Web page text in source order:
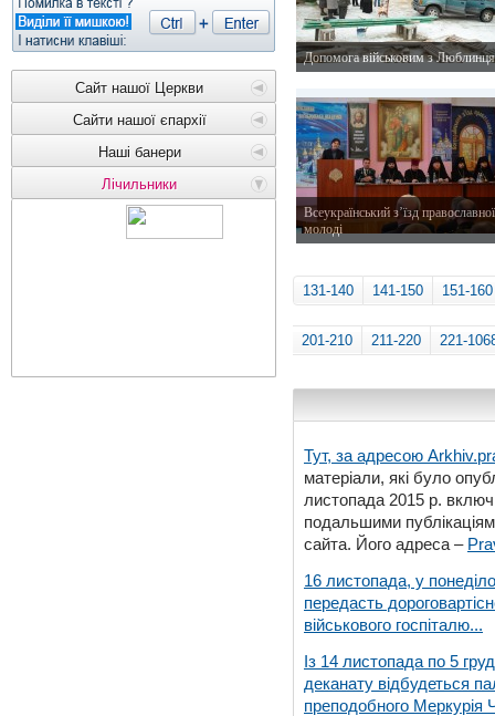
Сайт нашої Церкви
Сайти нашої єпархії
Наші банери
Лічильники
Допомога військовим з Люблинця
Всеукраїнський з’їзд православної
молоді
131-140 141-150 151-160
201-210 211-220 221-
Тут, за адресою
матеріали, які було
листопада 2015 р.
подальшими
сайта. Його адреса –
16 листопада, у
передасть
військового госпіталю...
Із 14 листопада по 5
деканату відбудеться
преподобного Меркурія